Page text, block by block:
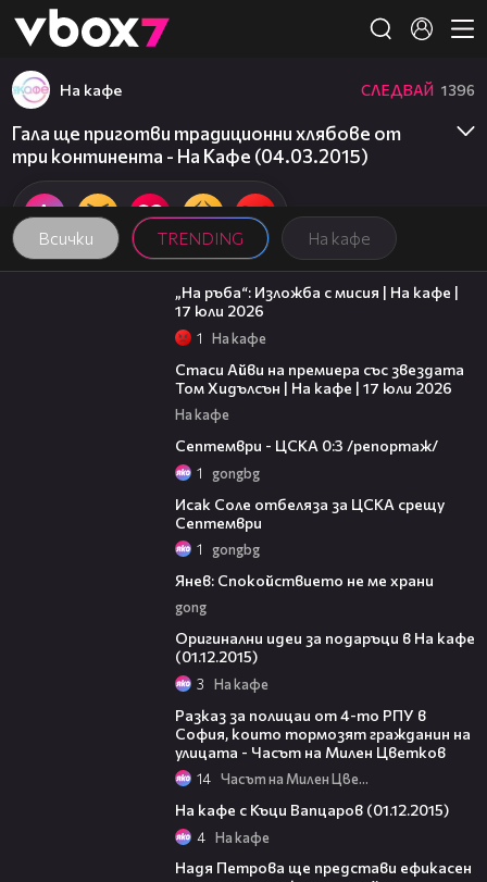
👾
Всички TRENDING На кафе
На кафе СЛЕДВАЙ 1396
Гала ще приготви традиционни хлябове от
три континента - На Кафе (04.03.2015)
09:09
„На ръба“: Изложба с мисия | На кафе |
17 юли 2026
1 На кафе
Стаси Айви на премиера със звездата
Том Хидълсън | На кафе | 17 юли 2026
На кафе
Септември - ЦСКА 0:3 /репортаж/
1 gongbg
Исак Соле отбеляза за ЦСКА срещу
Септември
1 gongbg
Янев: Спокойствието не ме храни
gong
Оригинални идеи за подаръци в На кафе
(01.12.2015)
3 На кафе
Разказ за полицаи от 4-то РПУ в
София, които тормозят гражданин на
улицата - Часът на Милен Цветков
14 Часът на Милен Цветков
На кафе с Къци Вапцаров (01.12.2015)
4 На кафе
Надя Петрова ще представи ефикасен